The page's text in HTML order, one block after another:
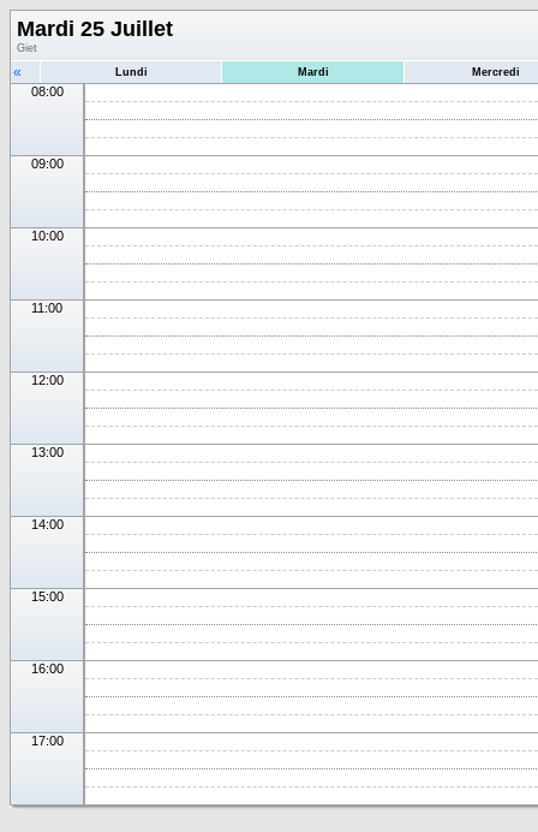
Mardi 25 Juillet
Giet
« Lundi Mardi Mercredi
08:00
09:00
10:00
11:00
12:00
13:00
14:00
15:00
16:00
17:00